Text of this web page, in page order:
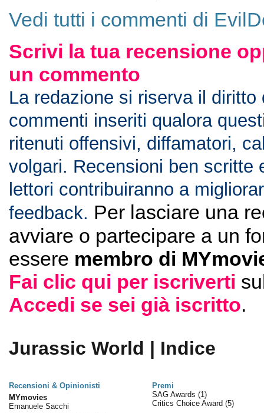
Vedi tutti i commenti di
Scrivi la tua recensione
un commento
La redazione si riserva il diritto
commenti inseriti qualora
ritenuti offensivi, diffamatori,
volgari. Recensioni ben scritte
lettori contribuiranno a
feedback. Per lasciare una
avviare o partecipare a un
essere membro di
Fai clic qui per iscriverti
Accedi se sei già iscritto.
Jurassic World | Indice
Recensioni & Opinionisti
Premi
MYmovies
Emanuele Sacchi
SAG Awards (1)
Critics Choice Award (5)